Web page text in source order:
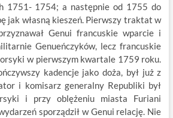
1751- 1754; a następnie od 1755 do
jak własną kieszeń. Pierwszy traktat w
Genui francuskie wparcie i
Genueńczyków, lecz francuskie
w pierwszym kwartale 1759 roku.
kadencje jako doża, był już z
i komisarz generalny Republiki był
i przy oblężeniu miasta Furiani
sporządził w Genui relację. Nie